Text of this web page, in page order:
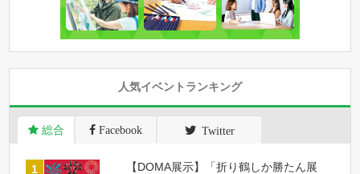
人気イベントランキング
総合 Facebook Twitter
【DOMA展示】「折り鶴しか勝たん展